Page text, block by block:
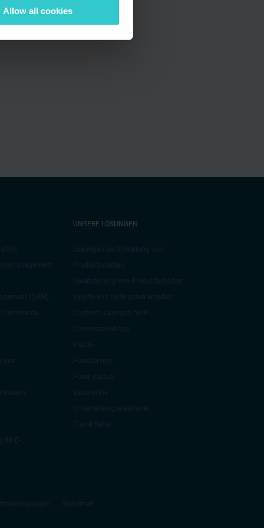
Allow all cookies
(DAM)
Commerce-
und
für E-
UNSERE LÖSUNGEN
Lösungen zur Erstellung von
Produktinhalten
Bereitstellung von Produktinhalten
Inhalte von Lieferanten erhalten
Content-Lösungen für E-
Commerce-Shops
FMCG
Foodservice
Food startup
Baumärkte
Unterhaltungselektronik
Travel Retail
Sicherheit